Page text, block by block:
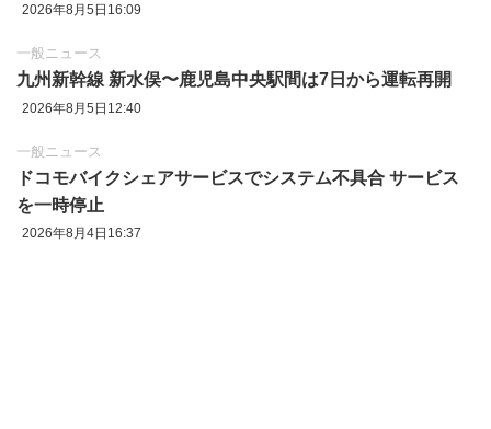
2026年8月5日16:09
一般ニュース
九州新幹線 新水俣〜鹿児島中央駅間は7日から運転再開
2026年8月5日12:40
一般ニュース
ドコモバイクシェアサービスでシステム不具合 サービス
を一時停止
2026年8月4日16:37